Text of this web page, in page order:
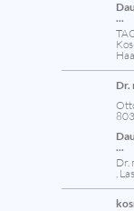
...
Dr.
...
Dr.
,